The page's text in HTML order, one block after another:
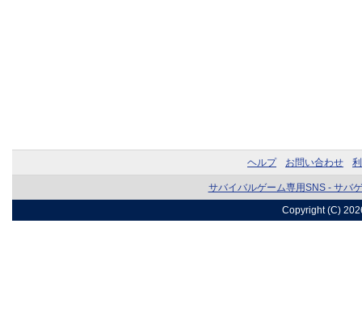
ヘルプ お問い合わせ
サバイバルゲーム専用SNS - サバ
Copyright (C)